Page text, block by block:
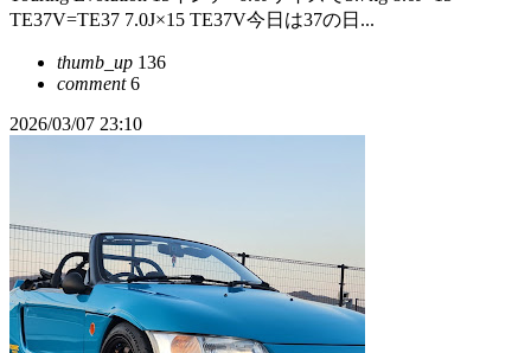
TE37V=TE37 7.0J×15 TE37V今日は37の日...
thumb_up 136
comment6
2026/03/07 23:10